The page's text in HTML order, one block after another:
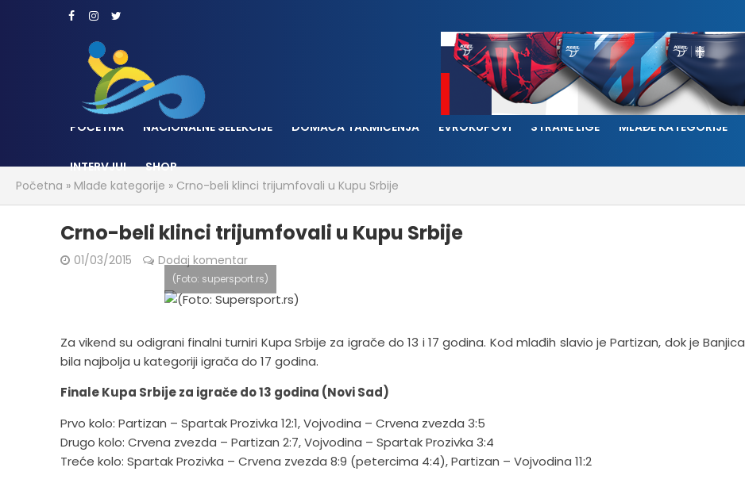
POČETNA NACIONALNE SELEKCIJE DOMAĆA TAKMIČENJA EVROKUPOVI STRANE LIGE MLAĐE KATEGORIJE
INTERVJUI
SHOP
Početna » Mlađe kategorije » Crno-beli klinci trijumfovali u Kupu Srbije
Crno-beli klinci trijumfovali u Kupu Srbije
01/03/2015 Dodaj komentar
(Foto: supersport.rs)
Za vikend su odigrani finalni turniri Kupa Srbije za igrače do 13 i 17 godina. Kod mlađih slavio je Partizan, dok je Banjica
bila najbolja u kategoriji igrača do 17 godina.
Finale Kupa Srbije za igrače do 13 godina (Novi Sad)
Prvo kolo: Partizan – Spartak Prozivka 12:1, Vojvodina – Crvena zvezda 3:5
Drugo kolo: Crvena zvezda – Partizan 2:7, Vojvodina – Spartak Prozivka 3:4
Treće kolo: Spartak Prozivka – Crvena zvezda 8:9 (petercima 4:4), Partizan – Vojvodina 11:2